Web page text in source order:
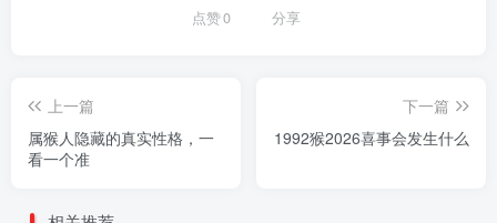
点赞0 分享
上一篇
属猴人隐藏的真实性格，一
看一个准
下一篇
1992猴2026喜事会发生什么